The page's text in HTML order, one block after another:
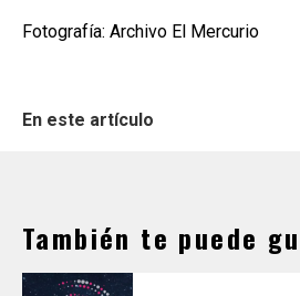
Fotografía: Archivo El Mercurio
En este artículo
También te puede